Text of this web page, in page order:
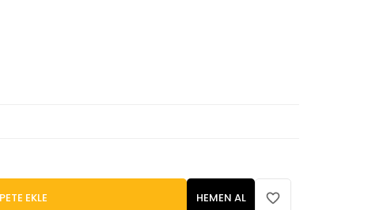
EKLE HEMEN AL